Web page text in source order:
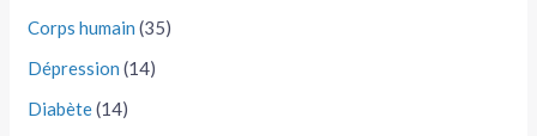
Corps humain (35)
Dépression (14)
Diabète(14)